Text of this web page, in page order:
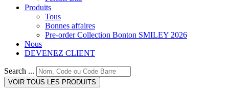
Produits
Tous
Bonnes affaires
Pre-order Collection Bonton SMILEY 2026
Nous
DEVENEZ CLIENT
Search ...
VOIR TOUS LES PRODUITS